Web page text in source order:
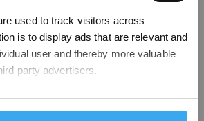
used to track visitors across
is to display ads that are relevant and
user and thereby more valuable
party advertisers.